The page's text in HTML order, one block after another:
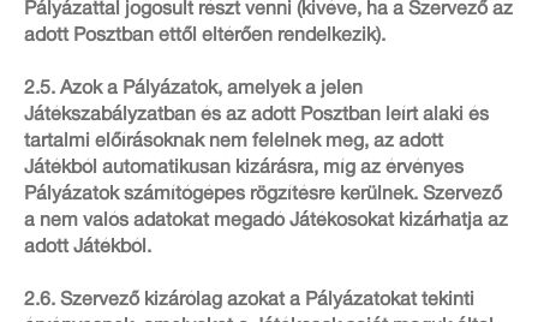
Pályázattal jogosult részt venni (kivéve, ha a Szervező az
adott Posztban ettől eltérően rendelkezik).
2.5. Azok a Pályázatok, amelyek a jelen
Játékszabályzatban és az adott Posztban leírt alaki és
tartalmi előírásoknak nem felelnek meg, az adott
Játékból automatikusan kizárásra, míg az érvényes
Pályázatok számítógépes rögzítésre kerülnek. Szervező
a nem valós adatokat megadó Játékosokat kizárhatja az
adott Játékból.
2.6. Szervező kizárólag azokat a Pályázatokat tekinti